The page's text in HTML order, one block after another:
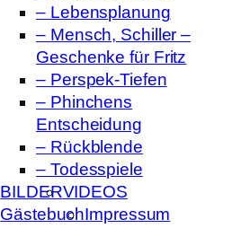
– Lebensplanung
– Mensch, Schiller –
Geschenke für Fritz
– Perspek-Tiefen
– Phinchens
Entscheidung
– Rückblende
– Todesspiele
BILDERVIDEOS
GästebuchImpressum